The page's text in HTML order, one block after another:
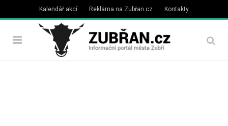
Kalendář akcí Reklama na Zubřan.cz Kontakty